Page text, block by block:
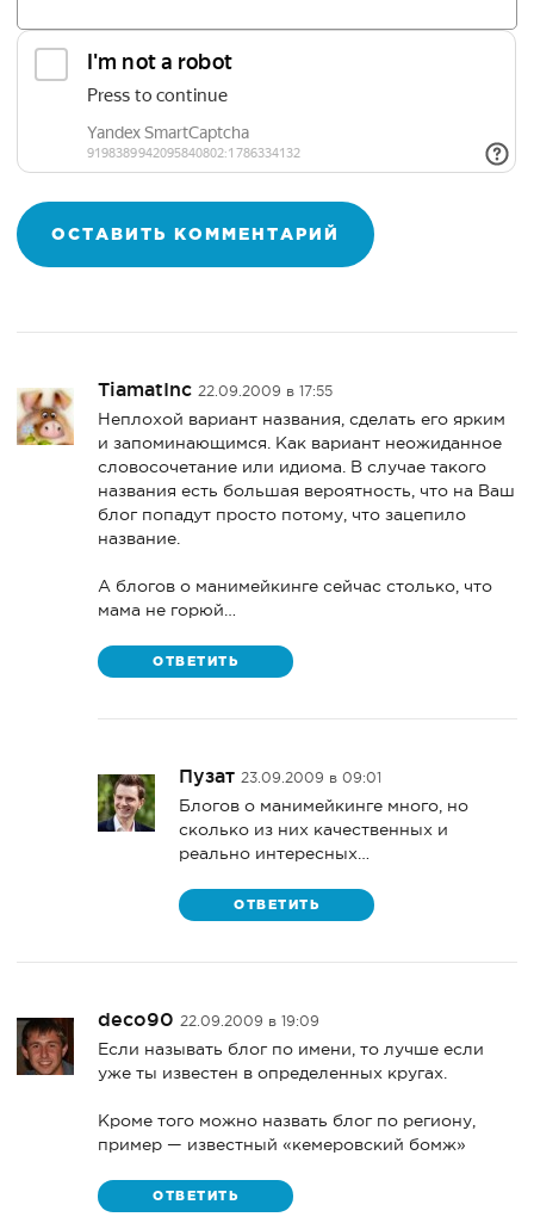
TiamatInc 22.09.2009 в 17:55
Неплохой вариант названия, сделать его ярким
и запоминающимся. Как вариант неожиданное
словосочетание или идиома. В случае такого
названия есть большая вероятность, что на Ваш
блог попадут просто потому, что зацепило
название.
А блогов о манимейкинге сейчас столько, что
мама не горюй…
ОТВЕТИТЬ
Пузат 23.09.2009 в 09:01
Блогов о манимейкинге много, но
сколько из них качественных и
реально интересных…
ОТВЕТИТЬ
deco90 22.09.2009 в 19:09
Если называть блог по имени, то лучше если
уже ты известен в определенных кругах.
Кроме того можно назвать блог по региону,
пример — известный «кемеровский бомж»
ОТВЕТИТЬ